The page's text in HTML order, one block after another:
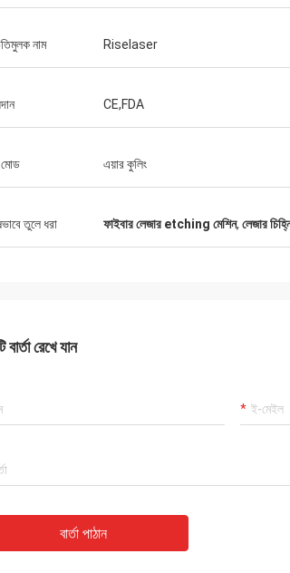
নাম Riselaser
CE,FDA
মোড এয়ার কুলিং
তুলে ধরা ফাইবার লেজার etching মেশিন, লেজার
বার্তা রেখে যান
বার্তা পাঠান